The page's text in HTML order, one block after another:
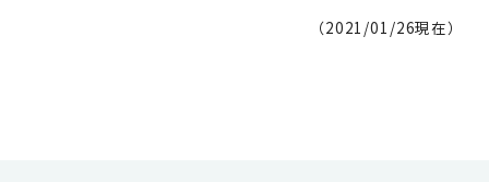
（2021/01/26現在）